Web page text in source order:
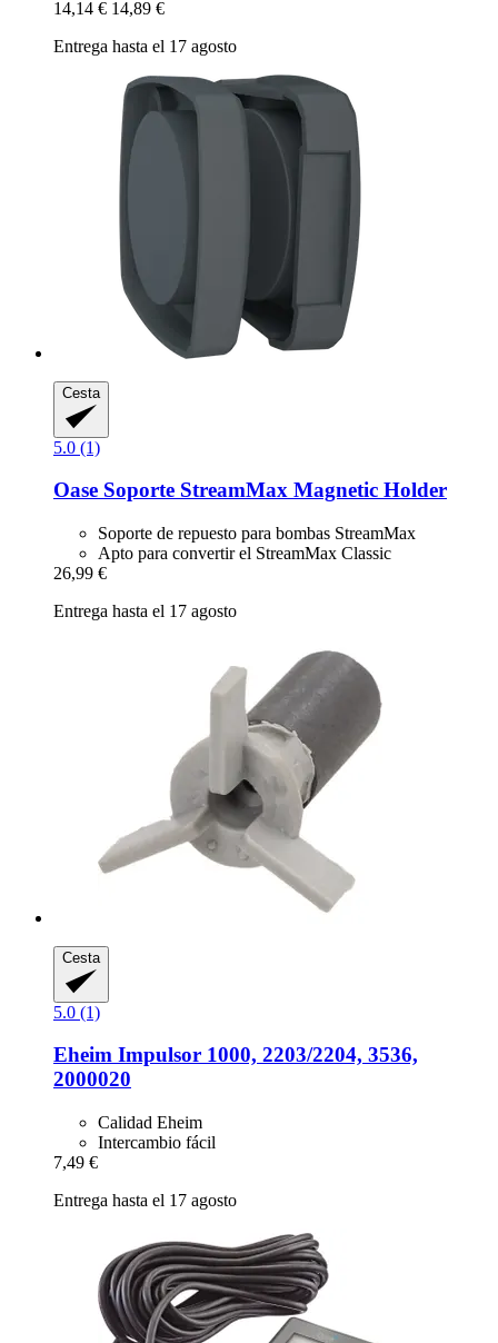
14,14 € 14,89 €
Entrega hasta el 17 agosto
Cesta
5.0 (1)
Oase Soporte StreamMax Magnetic Holder
Soporte de repuesto para bombas StreamMax
Apto para convertir el StreamMax Classic
26,99 €
Entrega hasta el 17 agosto
Cesta
5.0 (1)
Eheim Impulsor 1000, 2203/2204, 3536,
2000020
Calidad Eheim
Intercambio fácil
7,49 €
Entrega hasta el 17 agosto